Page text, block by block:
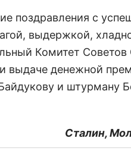
поздравления с
выдержкой,
Комитет
выдаче денежной
и штурману
Сталин,